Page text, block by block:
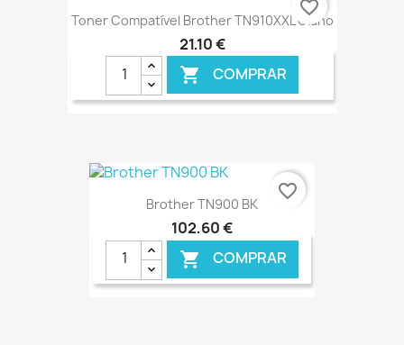
Toner Compatível Brother TN910XXL Ciano
21,10 €
 COMPRAR
€ ONLINE
favorite_border
Brother TN900 BK
102,60 €
 COMPRAR
favorite_border